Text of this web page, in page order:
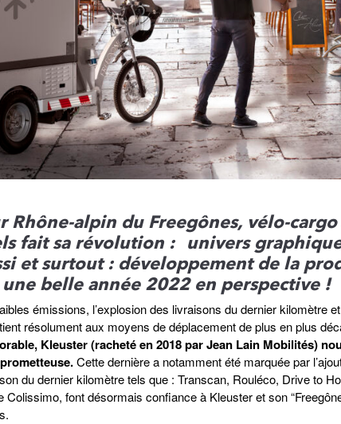
Rhône-alpin du Freegônes, vélo-
fait sa révolution :
univers
et surtout : développement de la
belle année 2022 en perspective !
émissions, l’explosion des livraisons du dernier kilomètre
résolument aux moyens de déplacement de plus en plus
Kleuster (racheté en 2018 par Jean Lain Mobilités)
Cette dernière a notamment été marquée par
du dernier kilomètre tels que : Transcan, Rouléco, Drive to
Colissimo, font désormais confiance à Kleuster et son